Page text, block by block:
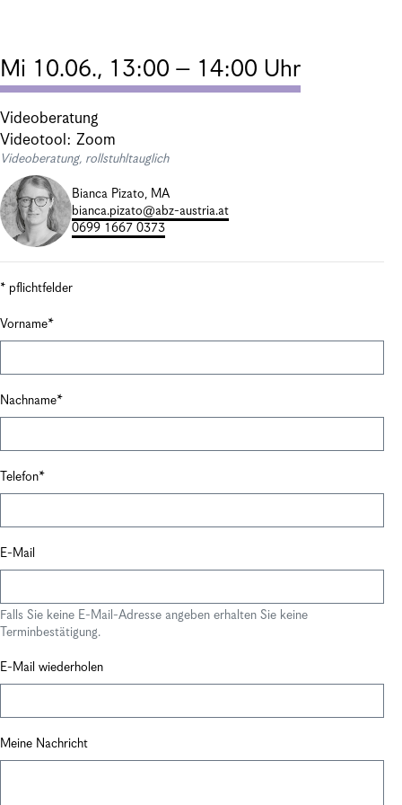
Mi 10.06., 13:00 – 14:00 Uhr
Videoberatung
Videotool: Zoom
Videoberatung, rollstuhltauglich
Bianca Pizato, MA
bianca.pizato@abz-austria.at
0699 1667 0373
* pflichtfelder
Vorname
Nachname
Telefon
E-Mail
Falls Sie keine E-Mail-Adresse angeben erhalten Sie keine
Terminbestätigung.
E-Mail wiederholen
Meine Nachricht